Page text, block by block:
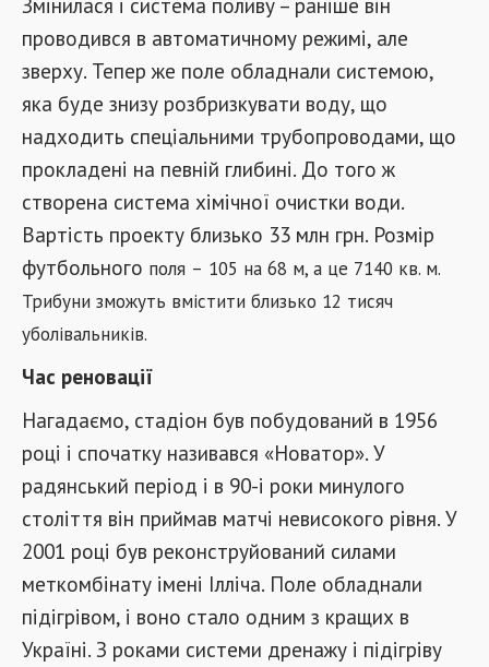
проводився в автоматичному режимі, але
зверху. Тепер же поле обладнали системою,
яка буде знизу розбризкувати воду, що
надходить спеціальними трубопроводами, що
прокладені на певній глибині. До того ж
створена система хімічної очистки води.
Вартість проекту близько 33 млн грн. Розмір
футбольного поля – 105 на 68 м, а це 7140 кв. м.
Трибуни зможуть вмістити близько 12 тисяч
уболівальників.
Час реновації
Нагадаємо, стадіон був побудований в 1956
році і спочатку називався «Новатор». У
радянський період і в 90-і роки минулого
століття він приймав матчі невисокого рівня. У
2001 році був реконструйований силами
меткомбінату імені Ілліча. Поле обладнали
підігрівом, і воно стало одним з кращих в
Україні. З роками системи дренажу і підігріву